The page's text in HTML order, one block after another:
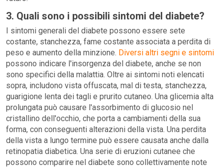
3. Quali sono i possibili sintomi del diabete?
I sintomi generali del diabete possono essere sete
costante, stanchezza, fame costante associata a perdita di
peso e aumento della minzione. Diversi altri segni e sintomi
possono indicare l'insorgenza del diabete, anche se non
sono specifici della malattia. Oltre ai sintomi noti elencati
sopra, includono vista offuscata, mal di testa, stanchezza,
guarigione lenta dei tagli e prurito cutaneo. Una glicemia alta
prolungata può causare l'assorbimento di glucosio nel
cristallino dell'occhio, che porta a cambiamenti della sua
forma, con conseguenti alterazioni della vista. Una perdita
della vista a lungo termine può essere causata anche dalla
retinopatia diabetica. Una serie di eruzioni cutanee che
possono comparire nel diabete sono collettivamente note